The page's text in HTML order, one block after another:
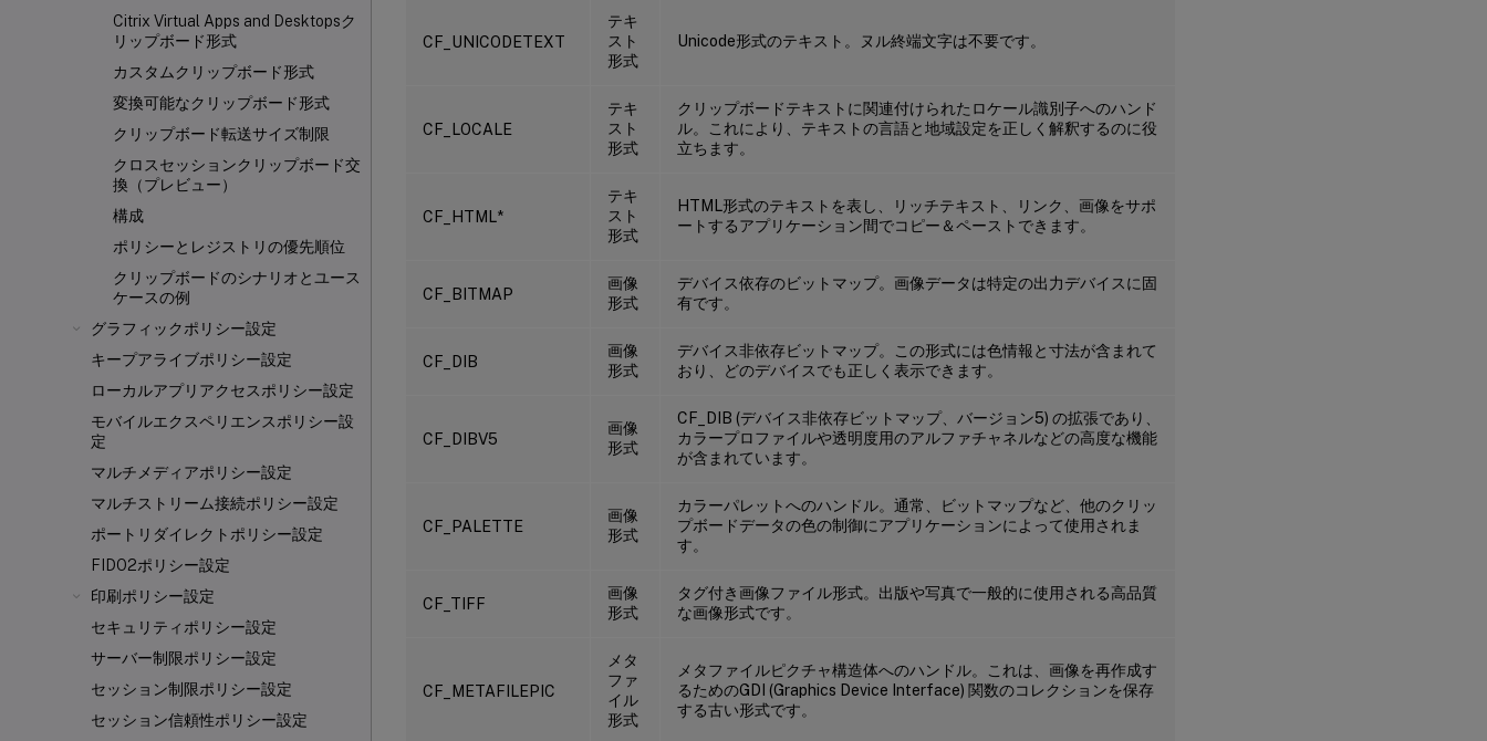
Citrix Virtual Apps and Desktopsク
リップボード形式
カスタムクリップボード形式
変換可能なクリップボード形式
クリップボード転送サイズ制限
クロスセッションクリップボード交
換（プレビュー）
構成
ポリシーとレジストリの優先順位
クリップボードのシナリオとユース
ケースの例
グラフィックポリシー設定
キープアライブポリシー設定
ローカルアプリアクセスポリシー設定
モバイルエクスペリエンスポリシー設
定
マルチメディアポリシー設定
マルチストリーム接続ポリシー設定
ポートリダイレクトポリシー設定
FIDO2ポリシー設定
印刷ポリシー設定
セキュリティポリシー設定
サーバー制限ポリシー設定
セッション制限ポリシー設定
セッション信頼性ポリシー設定
CF_UNICODETEXT
テキ
スト
形式
Unicode形式のテキスト。ヌル終端文字は不要です。
CF_LOCALE
テキ
スト
形式
クリップボードテキストに関連付けられたロケール識別子へのハンド
ル。これにより、テキストの言語と地域設定を正しく解釈するのに役
立ちます。
CF_HTML*
テキ
スト
形式
HTML形式のテキストを表し、リッチテキスト、リンク、画像をサポ
ートするアプリケーション間でコピー＆ペーストできます。
CF_BITMAP
画像
形式
デバイス依存のビットマップ。画像データは特定の出力デバイスに固
有です。
CF_DIB
画像
形式
デバイス非依存ビットマップ。この形式には色情報と寸法が含まれて
おり、どのデバイスでも正しく表示できます。
CF_DIBV5
画像
形式
CF_DIB (デバイス非依存ビットマップ、バージョン5) の拡張であり、
カラープロファイルや透明度用のアルファチャネルなどの高度な機能
が含まれています。
CF_PALETTE
画像
形式
カラーパレットへのハンドル。通常、ビットマップなど、他のクリッ
プボードデータの色の制御にアプリケーションによって使用されま
す。
CF_TIFF
画像
形式
タグ付き画像ファイル形式。出版や写真で一般的に使用される高品質
な画像形式です。
CF_METAFILEPIC
メタ
ファ
イル
形式
メタファイルピクチャ構造体へのハンドル。これは、画像を再作成す
るためのGDI (Graphics Device Interface) 関数のコレクションを保存
する古い形式です。